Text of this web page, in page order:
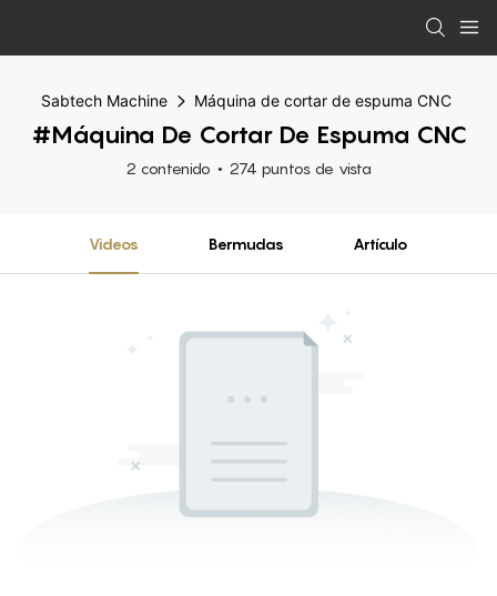
Sabtech Machine Máquina de cortar de espuma CNC
#Máquina De Cortar De Espuma CNC
2 contenido 274 puntos de vista
Videos Bermudas Artículo